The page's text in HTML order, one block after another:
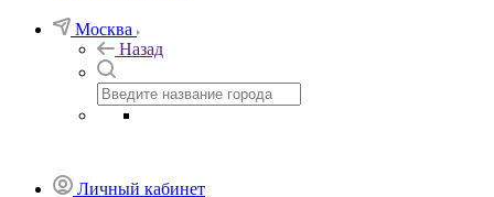
Москва
Назад
Личный кабинет